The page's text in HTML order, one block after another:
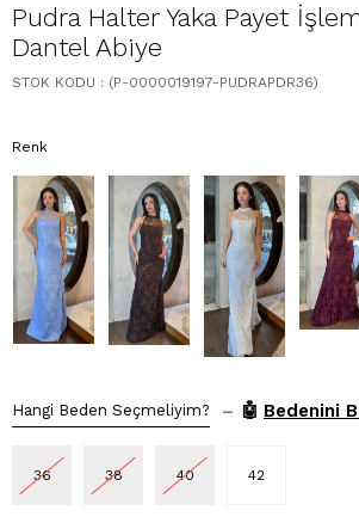
Pudra Halter Yaka Payet
Dantel Abiye
STOK KODU (P-0000019197-PUDRAPDR36)
Renk
Hangi Beden Seçmeliyim? – 🤖 Bedenini
36 38 40 42